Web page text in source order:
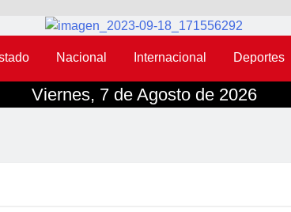
Nacional Internacional Deportes
Viernes, 7 de Agosto de 2026